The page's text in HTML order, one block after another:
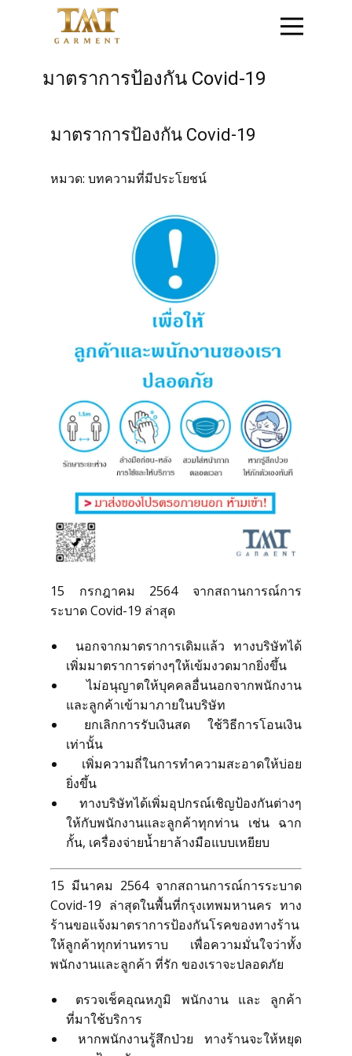
สินค้าชุดข้าราชการ
วิธีการสั่งซื้อสินค้า
สั่งซื้อชุดสูทสำเร็จรูป
สั่งตัดชุดสูทออนไลน์
บริการให้เช่าชุดสูท
บริการแก้ไขชุดสูท
บริการซักแห้งและดูแลชุดสูท
ลูกค้าที่ใช้บริการกับเรา
รีวิวจากลูกค้า
บทความแนะนำ
ตัวอย่างเสื้อสูทและเนื้อผ้า
ตัวอย่างเสื้อสูทตามโทนสี
ตัวอย่างเสื้อสูทตามรูปแบบ
คลังวิดีโอ
ข่าวสารและกิจกรรม
เรื่องราวของเรา
การคุ้มครองผู้บริโภค
มาตราการป้องกัน Covid-19
มาตราการป้องกัน Covid-19
หมวด: บทความที่มีประโยชน์
15 กรกฎาคม 2564 จากสถานการณ์การ
ระบาด Covid-19 ล่าสุด
นอกจากมาตราการเดิมแล้ว ทางบริษัทได้
เพิ่มมาตราการต่างๆให้เข้มงวดมากยิ่งขึ้น
ไม่อนุญาตให้บุคคลอื่นนอกจากพนักงาน
และลูกค้าเข้ามาภายในบริษัท
ยกเลิกการรับเงินสด ใช้วิธีการโอนเงิน
เท่านั้น
เพิ่มความถี่ในการทำความสะอาดให้บ่อย
ยิ่งขึ้น
ทางบริษัทได้เพิ่มอุปกรณ์เชิญป้องกันต่างๆ
ให้กับพนักงานและลูกค้าทุกท่าน เช่น ฉาก
กั้น, เครื่องจ่ายน้ำยาล้างมือแบบเหยียบ
15 มีนาคม 2564 จากสถานการณ์การระบาด
Covid-19 ล่าสุดในพื้นที่กรุงเทพมหานคร ทาง
ร้านขอแจ้งมาตราการป้องกันโรคของทางร้าน
ให้ลูกค้าทุกท่านทราบ เพื่อความมั่นใจว่าทั้ง
พนักงานและลูกค้า ที่รัก ของเราจะปลอดภัย
ตรวจเช็คอุณหภูมิ พนักงาน และ ลูกค้า
ที่มาใช้บริการ
หากพนักงานรู้สึกป่วย ทางร้านจะให้หยุด